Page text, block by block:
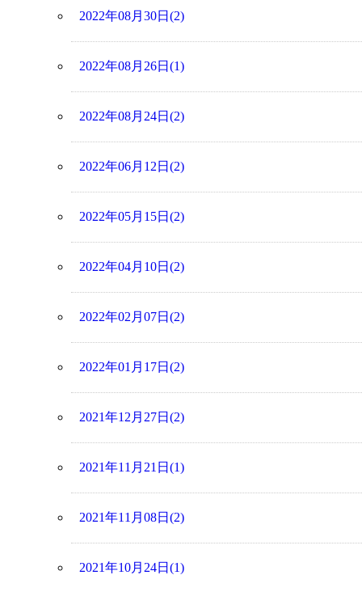
2022年08月30日(2)
2022年08月26日(1)
2022年08月24日(2)
2022年06月12日(2)
2022年05月15日(2)
2022年04月10日(2)
2022年02月07日(2)
2022年01月17日(2)
2021年12月27日(2)
2021年11月21日(1)
2021年11月08日(2)
2021年10月24日(1)